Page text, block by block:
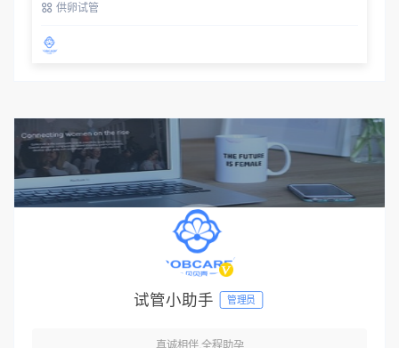
供卵试管
试管小助手 管理员
真诚相伴,全程助孕